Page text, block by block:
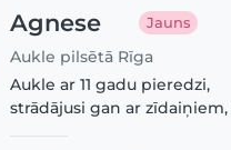
Agnese Jauns
Aukle pilsētā Rīga
Aukle ar 11 gadu pieredzi,
strādājusi gan ar